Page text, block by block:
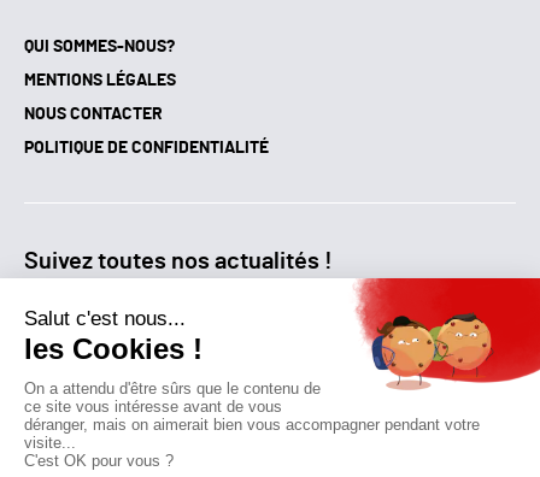
MENTIONS LÉGALES
NOUS CONTACTER
POLITIQUE DE CONFIDENTIALITÉ
Qui sommes-nous?
Mes favoris